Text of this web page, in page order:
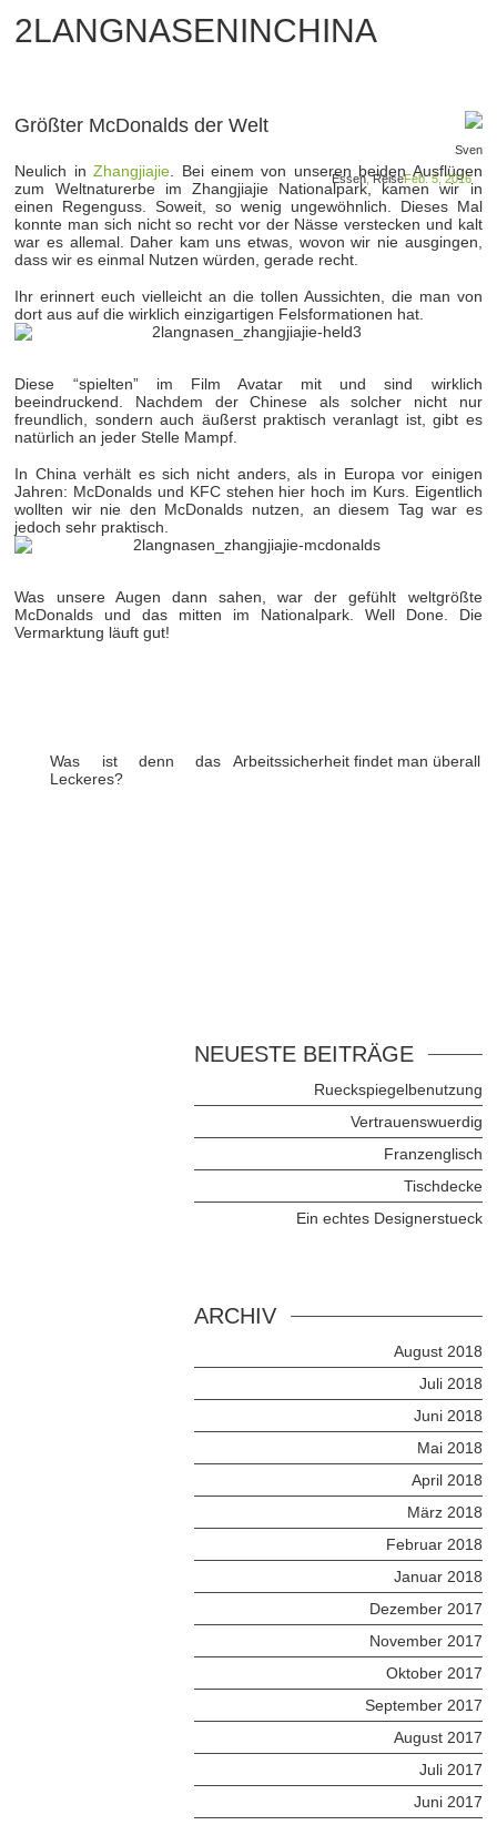
2LANGNASENINCHINA
Größter McDonalds der Welt
Sven
Feb. 5, 2016
Essen,Reise
Neulich inZhangjiajie . Bei einem von unseren beiden Ausflügen
zum Weltnaturerbe im Zhangjiajie Nationalpark, kamen wir in
einen Regenguss. Soweit, so wenig ungewöhnlich. Dieses Mal
konnte man sich nicht so recht vor der Nässe verstecken und kalt
war es allemal. Daher kam uns etwas, wovon wir nie ausgingen,
dass wir es einmal Nutzen würden, gerade recht.
Ihr erinnert euch vielleicht an die tollen Aussichten, die man von
dort aus auf die wirklich einzigartigen Felsformationen hat.
Diese “spielten” im Film Avatar mit und sind wirklich
beeindruckend. Nachdem der Chinese als solcher nicht nur
freundlich, sondern auch äußerst praktisch veranlagt ist, gibt es
natürlich an jeder Stelle Mampf.
In China verhält es sich nicht anders, als in Europa vor einigen
Jahren: McDonalds und KFC stehen hier hoch im Kurs. Eigentlich
wollten wir nie den McDonalds nutzen, an diesem Tag war es
jedoch sehr praktisch.
Was unsere Augen dann sahen, war der gefühlt weltgrößte
McDonalds und das mitten im Nationalpark. Well Done. Die
Vermarktung läuft gut!
Was ist denn das
Leckeres?
Arbeitssicherheit findet man überall
NEUESTE BEITRÄGE
Rueckspiegelbenutzung
Vertrauenswuerdig
Franzenglisch
Tischdecke
Ein echtes Designerstueck
ARCHIV
August 2018
Juli 2018
Juni 2018
Mai 2018
April 2018
März 2018
Februar 2018
Januar 2018
Dezember 2017
November 2017
Oktober 2017
September 2017
August 2017
Juli 2017
Juni 2017